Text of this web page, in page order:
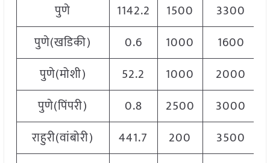
पुणे 1142.2 1500 3300
पुणे(खडिकी)
0.6 1000 1600
पुणे(मोशी)
52.2 1000 2000
पुणे(पिंपरी)
0.8 2500 3000
राहुरी(वांबोरी)
441.7 200 3500